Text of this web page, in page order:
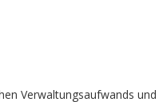
Verwaltungsaufwands und